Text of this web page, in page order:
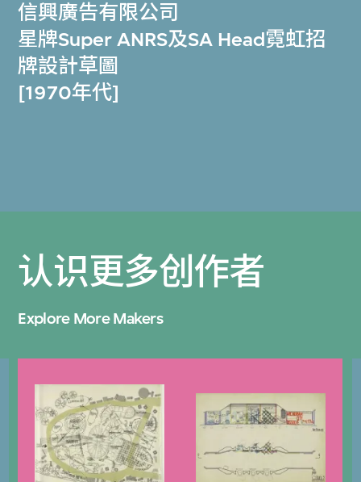
信興廣告有限公司
星牌Super ANRS及SA Head霓虹招
牌設計草圖
[1970年代]
认识更多创作者
Explore More Makers